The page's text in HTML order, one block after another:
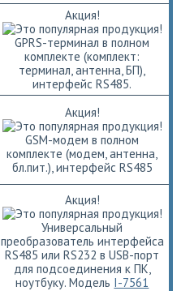
Акция!
GPRS-терминал в полном
комплекте (комплект:
терминал, антенна, БП),
интерфейс RS485.
Акция!
GSM-модем в полном
комплекте (модем, антенна,
бл.пит.), интерфейс RS485
Акция!
Универсальный
преобразователь интерфейса
RS485 или RS232 в USB-порт
для подсоединения к ПК,
ноутбуку. Модель I-7561